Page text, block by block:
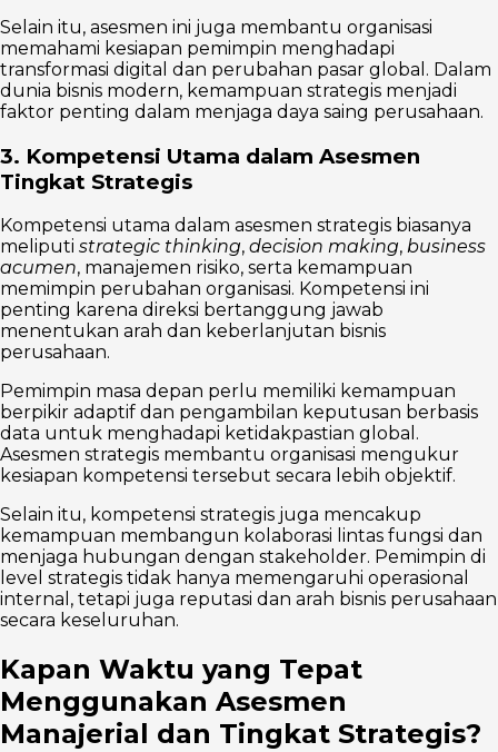
Selain itu, asesmen ini juga membantu organisasi
memahami kesiapan pemimpin menghadapi
transformasi digital dan perubahan pasar global. Dalam
dunia bisnis modern, kemampuan strategis menjadi
faktor penting dalam menjaga daya saing perusahaan.
3. Kompetensi Utama dalam Asesmen
Tingkat Strategis
Kompetensi utama dalam asesmen strategis biasanya
meliputi strategic thinking, decision making, business
acumen, manajemen risiko, serta kemampuan
memimpin perubahan organisasi. Kompetensi ini
penting karena direksi bertanggung jawab
menentukan arah dan keberlanjutan bisnis
perusahaan.
Pemimpin masa depan perlu memiliki kemampuan
berpikir adaptif dan pengambilan keputusan berbasis
data untuk menghadapi ketidakpastian global.
Asesmen strategis membantu organisasi mengukur
kesiapan kompetensi tersebut secara lebih objektif.
Selain itu, kompetensi strategis juga mencakup
kemampuan membangun kolaborasi lintas fungsi dan
menjaga hubungan dengan stakeholder. Pemimpin di
level strategis tidak hanya memengaruhi operasional
internal, tetapi juga reputasi dan arah bisnis perusahaan
secara keseluruhan.
Kapan Waktu yang Tepat
Menggunakan Asesmen
Manajerial dan Tingkat Strategis?